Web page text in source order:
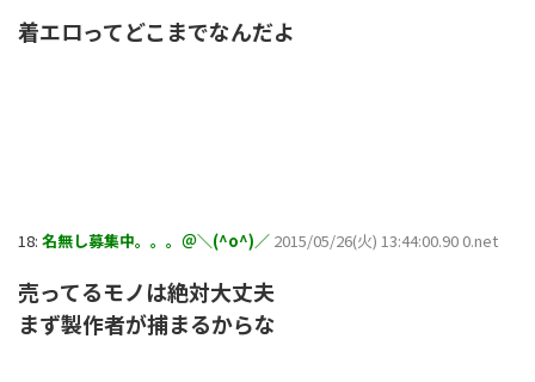
着エロってどこまでなんだよ
18: 名無し募集中。。。＠＼(^o^)／ 2015/05/26(火) 13:44:00.90 0.net
売ってるモノは絶対大丈夫
まず製作者が捕まるからな